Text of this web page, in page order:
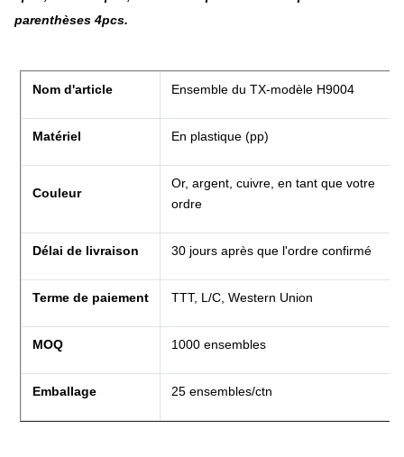
parenthèses 4pcs.
Nom d'article Ensemble du TX-modèle H9004
Matériel En plastique (pp)
Couleur
Or, argent, cuivre, en tant que votre
ordre
Délai de livraison 30 jours après que l'ordre confirmé
Terme de paiement TTT, L/C, Western Union
MOQ 1000 ensembles
Emballage 25 ensembles/ctn